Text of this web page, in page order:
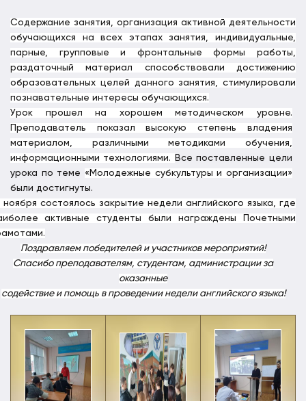
Содержание занятия, организация активной деятельности
обучающихся на всех этапах занятия, индивидуальные,
парные, групповые и фронтальные формы работы,
раздаточный материал способствовали достижению
образовательных целей данного занятия, стимулировали
познавательные интересы обучающихся.
Урок прошел на хорошем методическом уровне.
Преподаватель показал высокую степень владения
материалом, различными методиками обучения,
информационными технологиями.
Все поставленные цели
урока по теме «Молодежные субкультуры и организации»
были достигнуты.
ноября состоялось закрытие недели английского языка, где
активные студенты были награждены Почетными
Поздравляем победителей и участников мероприятий!
Спасибо преподавателям, студентам, администрации за
оказанные
содействие и помощь в проведении недели английского языка!